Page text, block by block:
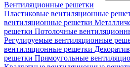
Вентиляционные решетки
Пластиковые вентиляционные
вентиляционные решетки
решетки Потолочные
Регулируемые вентиляционные
вентиляционные решетки
решетки Прямоугольные